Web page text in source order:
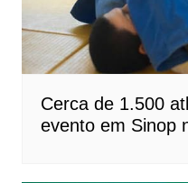
Cerca de 1.500
evento em Sinop